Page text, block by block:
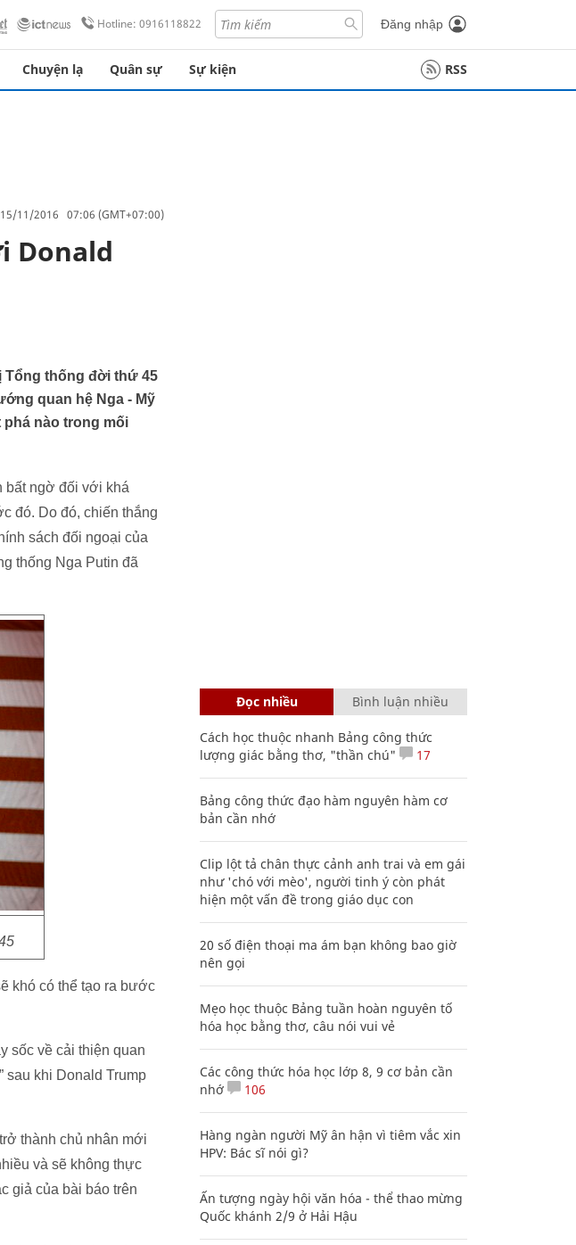
Hotline: 0916118822 Đăng nhập
Chuyện lạ Quân sự Sự kiện RSS
15/11/2016 07:06 (GMT+07:00)
Donald
Tổng thống đời thứ 45
quan hệ Nga - Mỹ
nào trong mối
bất ngờ đối với khá
đó. Do đó, chiến thắng
sách đối ngoại của
thống Nga Putin đã
khó có thể tạo ra bước
sốc về cải thiện quan
sau khi Donald Trump
thành chủ nhân mới
và sẽ không thực
giả của bài báo trên
Đọc nhiều Bình luận nhiều
Cách học thuộc nhanh Bảng công thức
lượng giác bằng thơ, "thần chú"
17
Bảng công thức đạo hàm nguyên hàm cơ
bản cần nhớ
Clip lột tả chân thực cảnh anh trai và em gái
như 'chó với mèo', người tinh ý còn phát
hiện một vấn đề trong giáo dục con
20 số điện thoại ma ám bạn không bao giờ
nên gọi
Mẹo học thuộc Bảng tuần hoàn nguyên tố
hóa học bằng thơ, câu nói vui vẻ
Các công thức hóa học lớp 8, 9 cơ bản cần
nhớ
106
Hàng ngàn người Mỹ ân hận vì tiêm vắc xin
HPV: Bác sĩ nói gì?
Ấn tượng ngày hội văn hóa - thể thao mừng
Quốc khánh 2/9 ở Hải Hậu